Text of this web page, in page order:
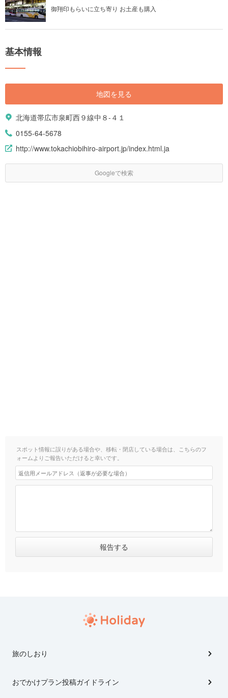
御翔印もらいに立ち寄り お土産も購入
基本情報
地図を見る
北海道帯広市泉町西９線中８-４１
0155-64-5678
http://www.tokachiobihiro-airport.jp/index.html.ja
Googleで検索
スポット情報に誤りがある場合や、移転・閉店している場合は、こちらのフ
ォームよりご報告いただけると幸いです。
旅のしおり
おでかけプラン投稿ガイドライン